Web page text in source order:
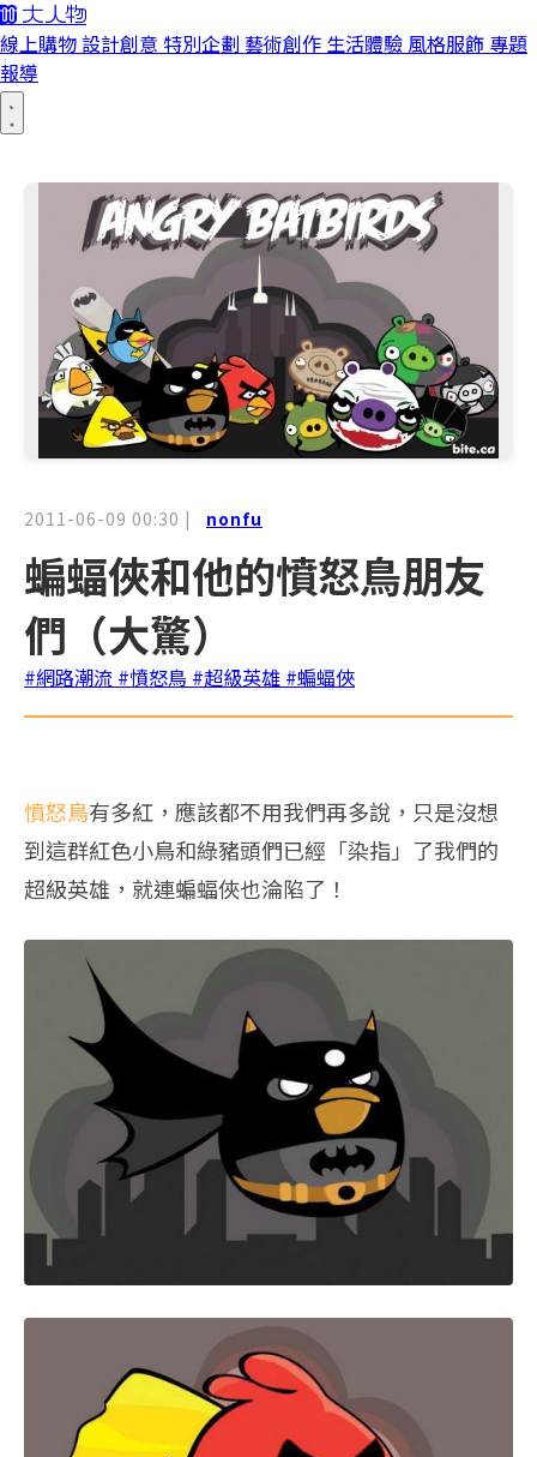
線上購物 設計創意 特別企劃 藝術創作 生活體驗 風格服飾 專題
報導
2011-06-09 00:30 | nonfu
蝙蝠俠和他的憤怒鳥朋友
們（大驚）
#網路潮流 #憤怒鳥 #超級英雄 #蝙蝠俠
憤怒鳥有多紅，應該都不用我們再多說，只是沒想
到這群紅色小鳥和綠豬頭們已經「染指」了我們的
超級英雄，就連蝙蝠俠也淪陷了！